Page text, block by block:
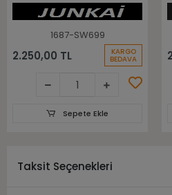
1687-SW699
2.250,00 TL KARGO
BEDAVA
Sepete Ekle
Taksit Seçenekleri